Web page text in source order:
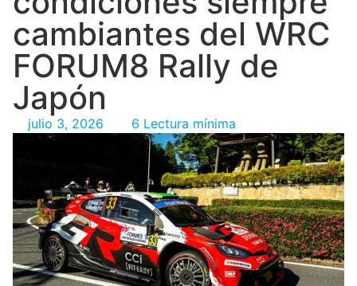
cambiantes del WRC
FORUM8 Rally de
Japón
julio 3, 2026 6 Lectura mínima